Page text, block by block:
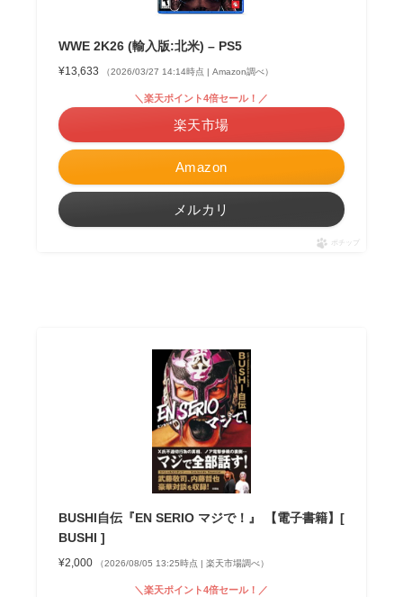
WWE 2K26 (輸入版:北米) – PS5
¥13,633 （2026/03/27 14:14時点 | Amazon調べ）
Amazon
＼楽天ポイント4倍セール！／
楽天市場
メルカリ
ポチップ
BUSHI自伝『EN SERIO マジで！』 【電子書籍】[
BUSHI ]
¥2,000 （2026/08/05 13:25時点 | 楽天市場調べ）
＼楽天ポイント4倍セール！／